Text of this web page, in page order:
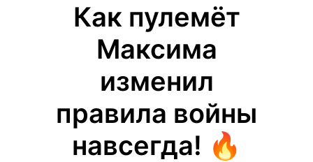
Как пулемёт
Максима
изменил
правила войны
навсегда! 🔥